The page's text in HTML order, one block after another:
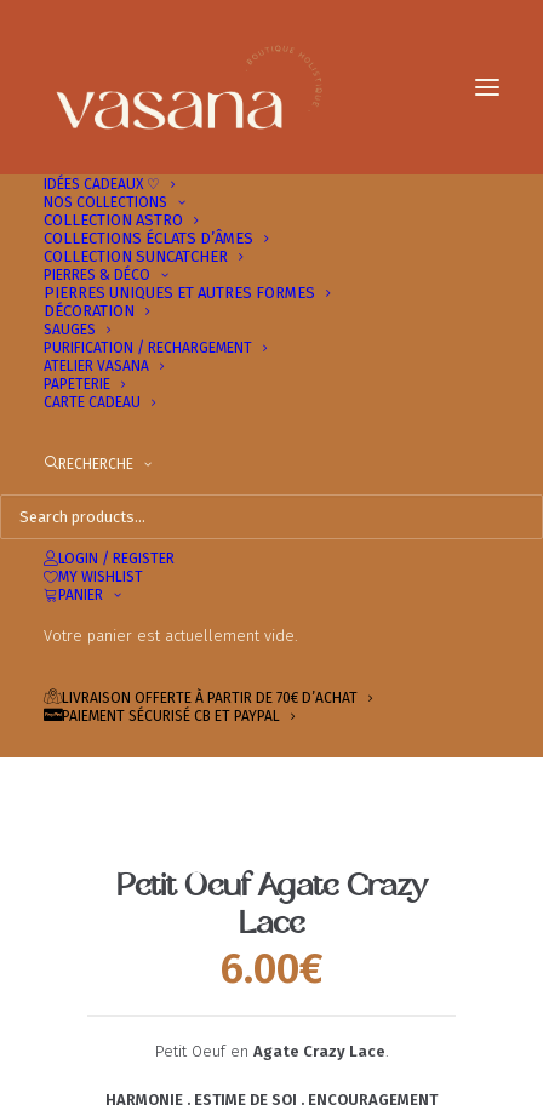
IDÉES CADEAUX ♡
NOS COLLECTIONS
COLLECTION ASTRO
COLLECTIONS ÉCLATS D’ÂMES
COLLECTION SUNCATCHER
PIERRES & DÉCO
PIERRES UNIQUES ET AUTRES FORMES
DÉCORATION
SAUGES
PURIFICATION / RECHARGEMENT
ATELIER VASANA
PAPETERIE
CARTE CADEAU
RECHERCHE
LOGIN / REGISTER
MY WISHLIST
PANIER
Votre panier est actuellement vide.
LIVRAISON OFFERTE À PARTIR DE 70€ D’ACHAT
PAIEMENT SÉCURISÉ CB ET PAYPAL
Petit Oeuf Agate Crazy
Lace
6.00€
Petit Oeuf en Agate Crazy Lace.
HARMONIE . ESTIME DE SOI . ENCOURAGEMENT